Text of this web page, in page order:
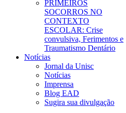
PRIMEIROS
SOCORROS NO
CONTEXTO
ESCOLAR: Crise
convulsiva, Ferimentos e
Traumatismo Dentário
Notícias
Jornal da Unisc
Notícias
Imprensa
Blog EAD
Sugira sua divulgação